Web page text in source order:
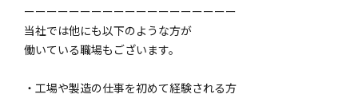
ーーーーーーーーーーーーーーーーーーー
当社では他にも以下のような方が
働いている職場もございます。
・工場や製造の仕事を初めて経験される方